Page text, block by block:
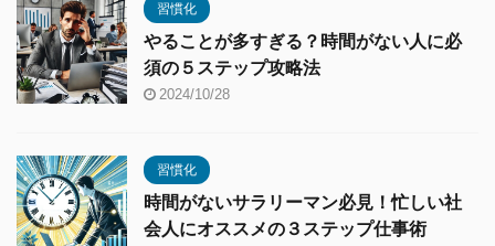
習慣化
やることが多すぎる？時間がない人に必
須の５ステップ攻略法
2024/10/28
習慣化
時間がないサラリーマン必見！忙しい社
会人にオススメの３ステップ仕事術